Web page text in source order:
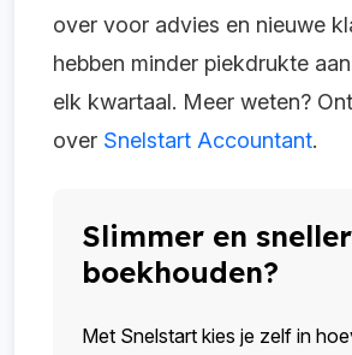
over voor advies en nieuwe
hebben minder piekdrukte
elk kwartaal. Meer weten?
over Snelstart Accountant.
Slimmer en sneller
boekhouden?
Met Snelstart kies je zelf in